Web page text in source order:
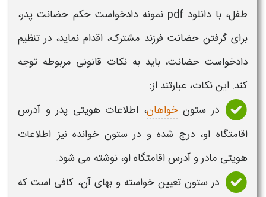
طفل، با دانلود pdf نمونه دادخواست حکم حضانت پدر
،
برای گرفتن حضانت فرزند مشترک، اقدام نماید، در تنظیم
دادخواست حضانت، باید به نکات قانونی مربوطه توجه
کند. این نکات، عبارتند از:
در ستونخواهان، اطلاعات هویتی پدر و آدرس
اقامتگاه او، درج شده و در ستون خوانده نیز اطلاعات
هویتی مادر و آدرس اقامتگاه او، نوشته می شود.
در ستون تعیین خواسته و بهای آن، کافی است که